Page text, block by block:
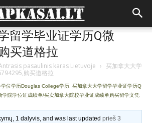
留学毕业证学历Q微
买道格拉
pasaulinis karas Lietuvoje › 买加拿大大学
购买道格拉
位学历Douglas College学历 买加拿大大学留学毕业证学历Q
学院学位证成绩单/买卖加拿大院校毕业证成绩单购买留学文凭
1 dalyvis, and was last updatedprieš 3